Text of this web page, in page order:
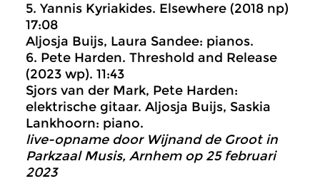
5. Yannis Kyriakides. Elsewhere (2018 np)
17:08
Aljosja Buijs, Laura Sandee: pianos.
6. Pete Harden. Threshold and Release
(2023 wp). 11:43
Sjors van der Mark, Pete Harden:
elektrische gitaar. Aljosja Buijs, Saskia
Lankhoorn: piano.
live-opname door Wijnand de Groot in
Parkzaal Musis, Arnhem op 25 februari
2023